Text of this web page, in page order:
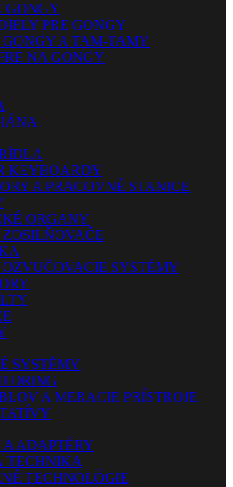
GONGY
PRE GONGY
A TAM-TAMY
NA GONGY
KEYBOARDY
A PRACOVNÉ STANICE
ORGANY
SYSTÉMY
SYSTÉMY
A MERACIE PRÍSTROJE
ADAPTÉRY
TECHNIKA
TECHNOLÓGIE